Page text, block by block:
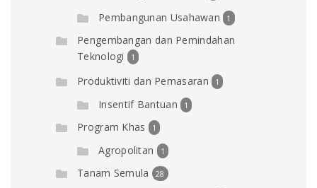
Pembangunan Usahawan 1
Pengembangan dan Pemindahan
Teknologi
1
Produktiviti dan Pemasaran 1
Insentif Bantuan 1
Program Khas 1
Agropolitan 1
Tanam Semula 28